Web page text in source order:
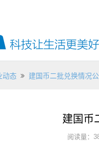
动态 建国币二批兑换情况
建国币
阅读量：